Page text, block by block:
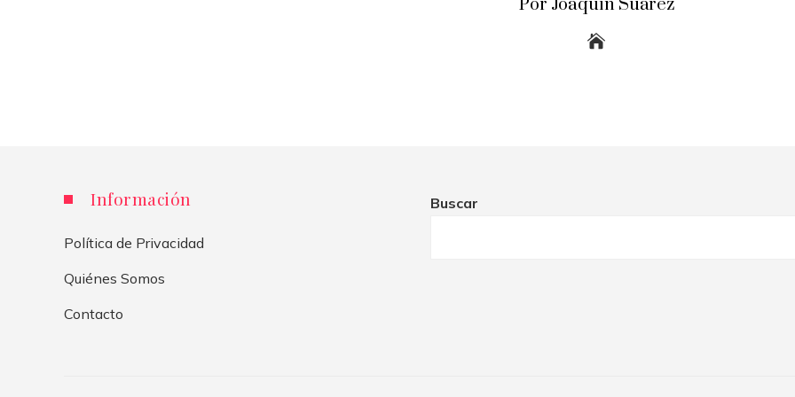
Por Joaquín Suárez
Información
Política de Privacidad
Quiénes Somos
Contacto
Buscar